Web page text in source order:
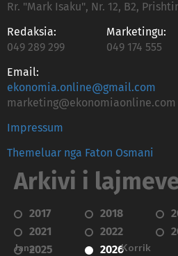
Rr. "Mark Isaku", Nr. 12, B2,
Redaksia:
049 289 299
Marketingu:
049 174 555
Email:
ekonomia.online@gmail.com
marketing@ekonomiaonline.com
Impressum
Themeluar nga Faton Osmani
Arkivi i
2017 2018
2021
2022
2025
2026
Janar
Korrik